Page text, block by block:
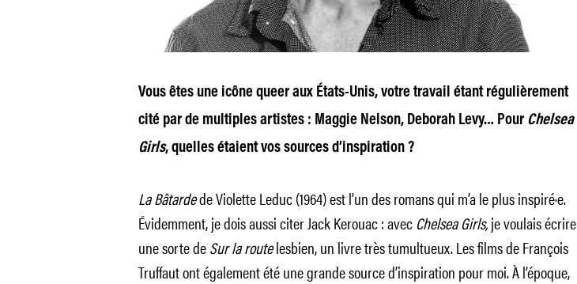
Vous êtes une icône queer aux États-Unis, votre travail étant régulièrement
cité par de multiples artistes : Maggie Nelson, Debo­rah Levy… Pour Chelsea
Girls, quelles étaient vos sources d’inspiration ?
La Bâtardede Violette Leduc (1964) est l’un des romans qui m’a le plus inspiré·e.
Évidemment, je dois aussi citer Jack Kerouac : avec Chelsea Girls,je voulais écrire
une sorte deSur la routelesbien, un livre très tumultueux. Les films de François
Truffaut ont également été une grande source d’inspiration pour moi. À l’époque,